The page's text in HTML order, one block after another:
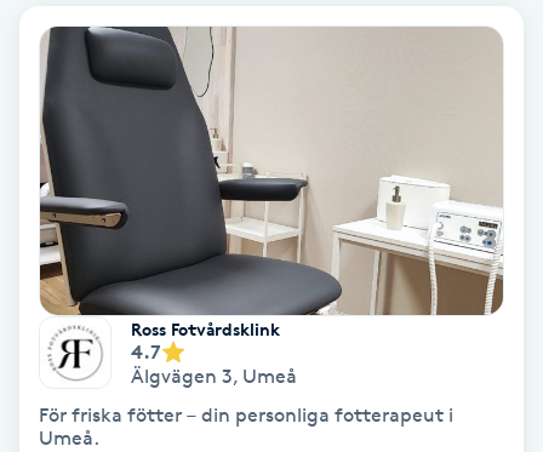
Friskvård
Friskvårdsmassage
Frisör
Funktionsanalys
Färgning
Föning
Ross Fotvårdsklink
4.7
Älgvägen 3, Umeå
För friska fötter – din personliga fotterapeut i
Umeå.